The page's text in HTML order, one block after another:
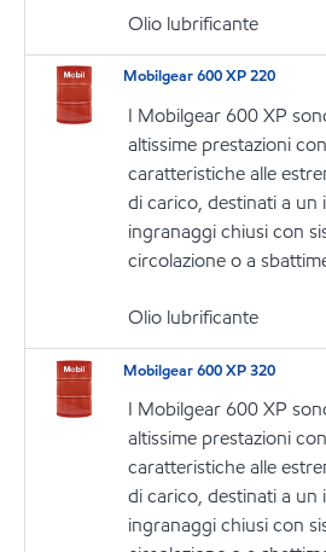
Olio lubrificante
Mobilgear 600 XP 220
I Mobilgear 600 XP
altissime prestazioni
caratteristiche alle
di carico, destinati a
ingranaggi chiusi con
circolazione o a
Olio lubrificante
Mobilgear 600 XP 320
I Mobilgear 600 XP
altissime prestazioni
caratteristiche alle
di carico, destinati a
ingranaggi chiusi con